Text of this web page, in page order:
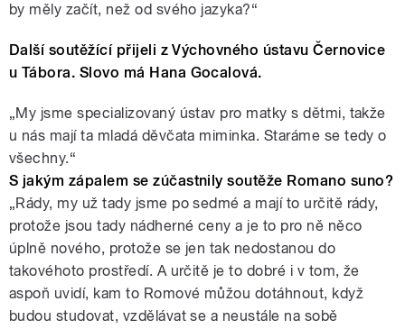
by měly začít, než od svého jazyka?“
Další soutěžící přijeli z Výchovného ústavu Černovice
u Tábora. Slovo má Hana Gocalová.
„My jsme specializovaný ústav pro matky s dětmi, takže
u nás mají ta mladá děvčata miminka. Staráme se tedy o
všechny.“
S jakým zápalem se zúčastnily soutěže Romano suno?
„Rády, my už tady jsme po sedmé a mají to určitě rády,
protože jsou tady nádherné ceny a je to pro ně něco
úplně nového, protože se jen tak nedostanou do
takovéhoto prostředí. A určitě je to dobré i v tom, že
aspoň uvidí, kam to Romové můžou dotáhnout, když
budou studovat, vzdělávat se a neustále na sobě